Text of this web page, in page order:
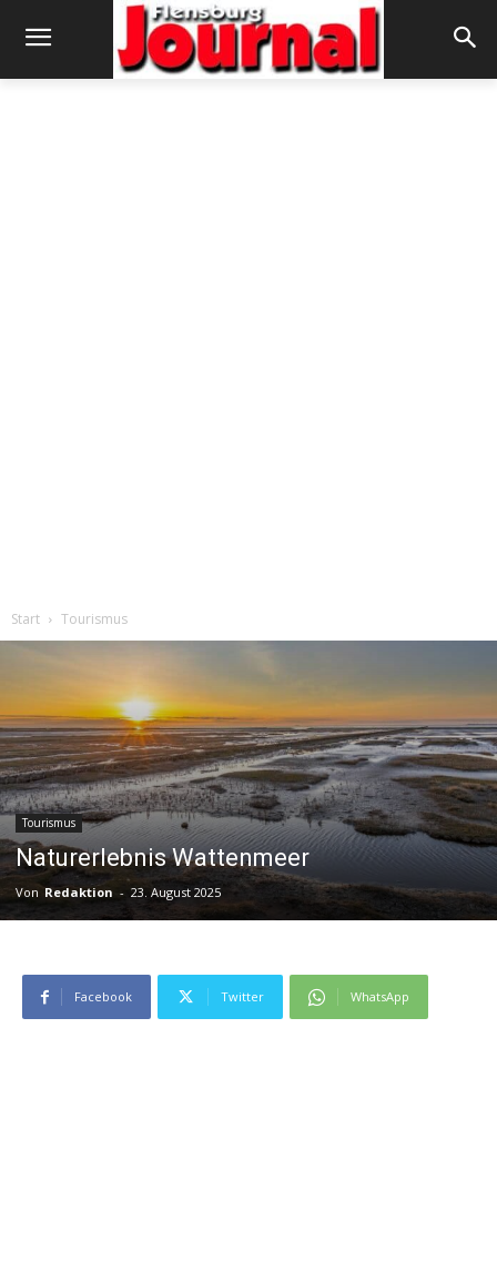
Start Tourismus
Tourismus
Naturerlebnis Wattenmeer
Von Redaktion - 23. August 2025
Facebook Twitter WhatsApp